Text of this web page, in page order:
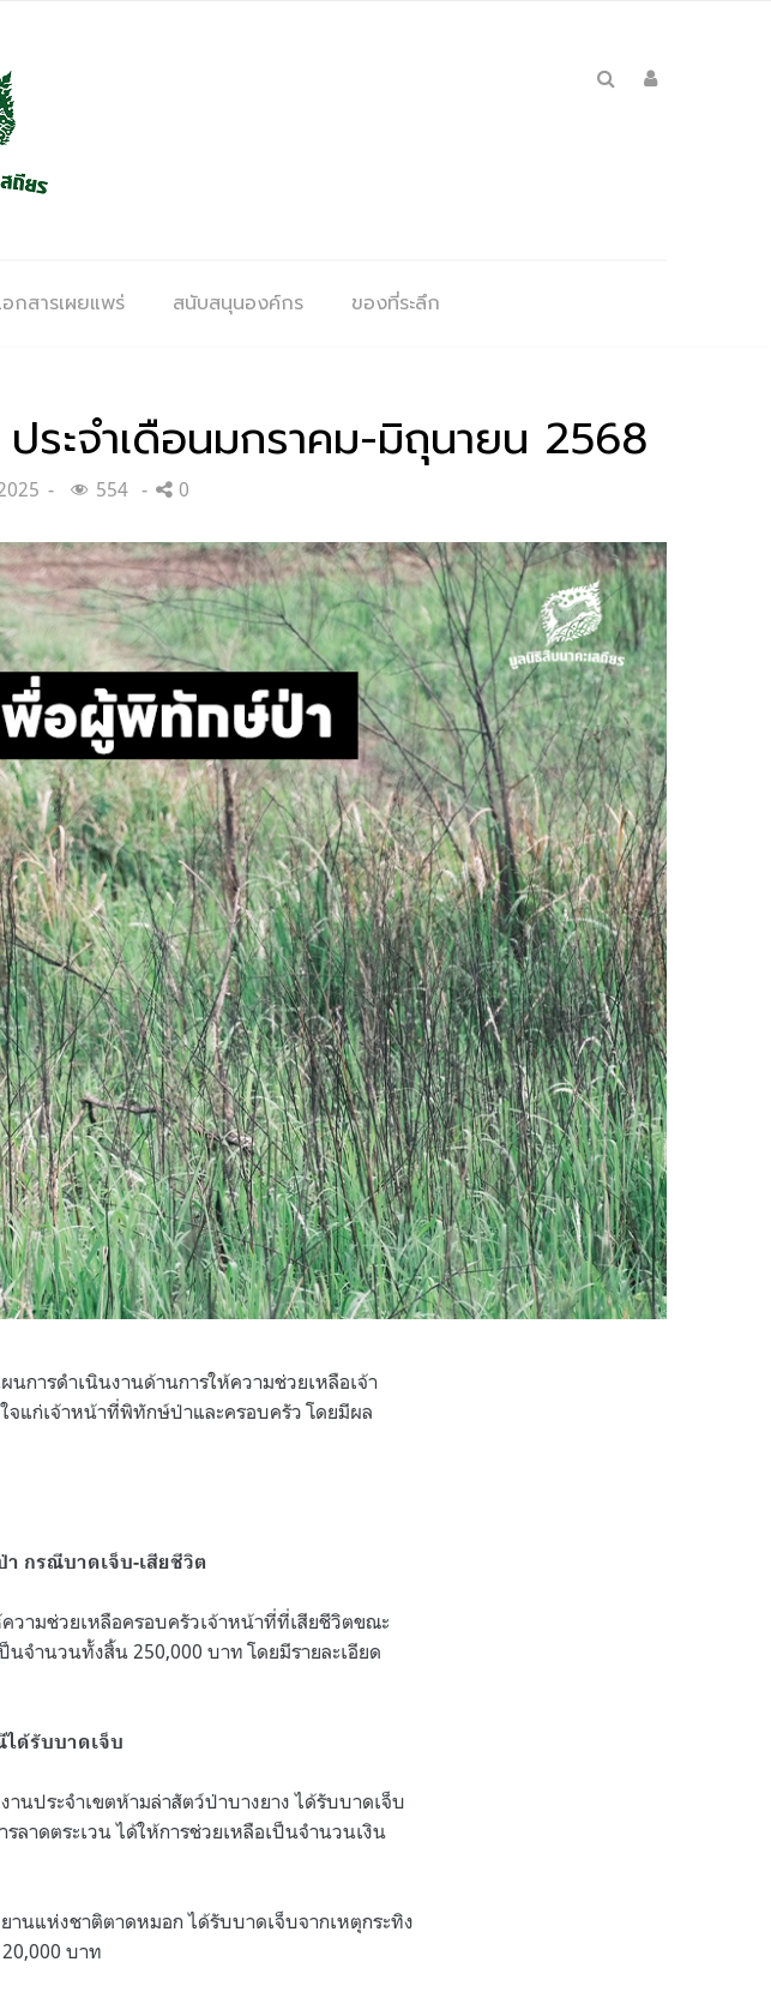
อกสารเผยแพร่ สนับสนุนองค์กร ของที่ระลึก
ระจำเดือนมกราคม-มิถุนายน 2568
554 0
การดำเนินงานด้านการให้ความช่วยเหลือเจ้า
แก่เจ้าหน้าที่พิทักษ์ป่าและครอบครัว โดยมีผล
กรณีบาดเจ็บ-เสียชีวิต
วามช่วยเหลือครอบครัวเจ้าหน้าที่ที่เสียชีวิตขณะ
จำนวนทั้งสิ้น 250,000 บาท โดยมีรายละเอียด
ด้รับบาดเจ็บ
ประจำเขตห้ามล่าสัตว์ป่าบางยาง ได้รับบาดเจ็บ
ลาดตระเวน ได้ให้การช่วยเหลือเป็นจำนวนเงิน
นแห่งชาติตาดหมอก ได้รับบาดเจ็บจากเหตุกระทิง
บาท